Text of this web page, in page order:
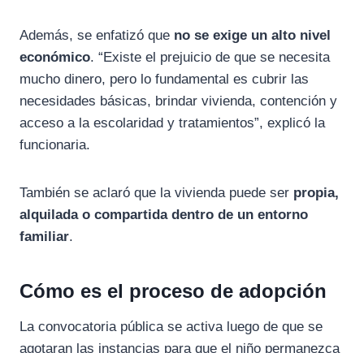
Además, se enfatizó que no se exige un alto nivel
económico. “Existe el prejuicio de que se necesita
mucho dinero, pero lo fundamental es cubrir las
necesidades básicas, brindar vivienda, contención y
acceso a la escolaridad y tratamientos”, explicó la
funcionaria.
También se aclaró que la vivienda puede ser propia,
alquilada o compartida dentro de un entorno
familiar.
Cómo es el proceso de adopción
La convocatoria pública se activa luego de que se
agotaran las instancias para que el niño permanezca